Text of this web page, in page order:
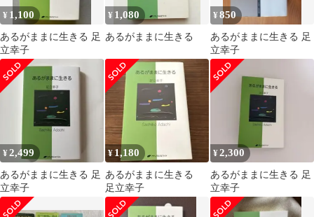
¥ 1,100
あるがままに生きる 足
立幸子
¥ 1,080
あるがままに生きる
¥850
あるがままに生きる 足
立幸子
¥2,499
あるがままに生きる 足
立幸子
¥1,180
あるがままに生きる
足立幸子
¥2,300
あるがままに生きる 足
立幸子